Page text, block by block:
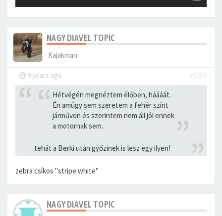
NAGY DIAVEL TOPIC
Kajakman
- 9 years ago #9258
Hétvégén megnéztem élőben, háááát.
Én amúgy sem szeretem a fehér színt
járművön és szerintem nem áll jól ennek
a motornak sem.
tehát a Berki után győzinek is lesz egy ilyen!
zebra csíkos "stripe white"
NAGY DIAVEL TOPIC